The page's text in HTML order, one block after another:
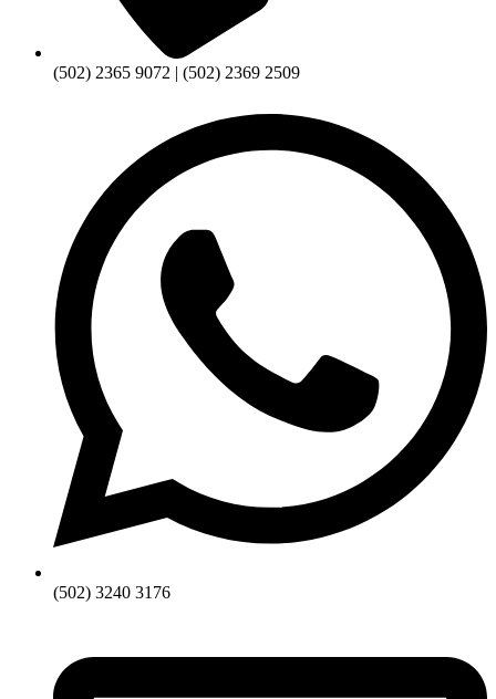
(502) 2365 9072 | (502) 2369 2509
(502) 3240 3176